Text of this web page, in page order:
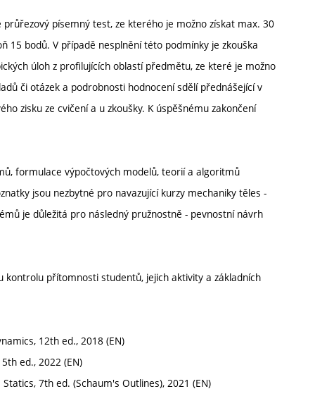
písemný test, ze kterého je možno získat max. 30
15 bodů. V případě nesplnění této podmínky je zkouška
úloh z profilujících oblastí předmětu, ze které je možno
či otázek a podrobnosti hodnocení sdělí přednášející v
zisku ze cvičení a u zkoušky. K úspěšnému zakončení
formulace výpočtových modelů, teorií a algoritmů
jsou nezbytné pro navazující kurzy mechaniky těles -
je důležitá pro následný pružnostně - pevnostní návrh
kontrolu přítomnosti studentů, jejich aktivity a základních
12th ed., 2018 (EN)
ed., 2022 (EN)
7th ed. (Schaum's Outlines), 2021 (EN)